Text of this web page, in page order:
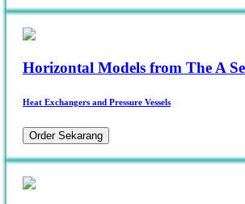
Horizontal Models from The A
Heat Exchangers and Pressure Vessels
Order Sekarang